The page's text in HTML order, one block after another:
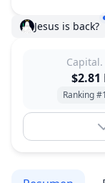
Jesus is back?
Capital.
$2.81
Ranking